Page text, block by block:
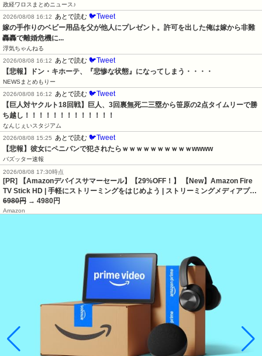
政経ワロスまとめニュース♪
2026/08/08 16:12 あとで読む 🐦Tweet
嫁の手作りのベビー用品を父が他人にプレゼント。許可を出した俺は嫁から非難
轟轟で離婚危機に...
浮気ちゃんねる
2026/08/08 16:12 あとで読む 🐦Tweet
【悲報】ドン・キホーテ、『悲惨な状態』になってしまう・・・・
NEWSまとめもりー
2026/08/08 16:12 あとで読む 🐦Tweet
【巨人対ヤクルト18回戦】巨人、3回裏無死二三塁から笹原の2点タイムリーで勝
ち越し！！！！！！！！！！！！！
なんじぇいスタジアム
2026/08/08 15:25 あとで読む 🐦Tweet
【悲報】彼女にペニバンで犯されたらｗｗｗｗｗｗｗｗｗｗwwww
バズッター速報
2026/08/08 17:30時点
[PR] 【Amazonデバイスサマーセール】【29%OFF！】 【New】Amazon Fire
TV Stick HD | 手軽にストリーミングをはじめよう | ストリーミングメディアプ…
6980円 → 4980円
Amazon